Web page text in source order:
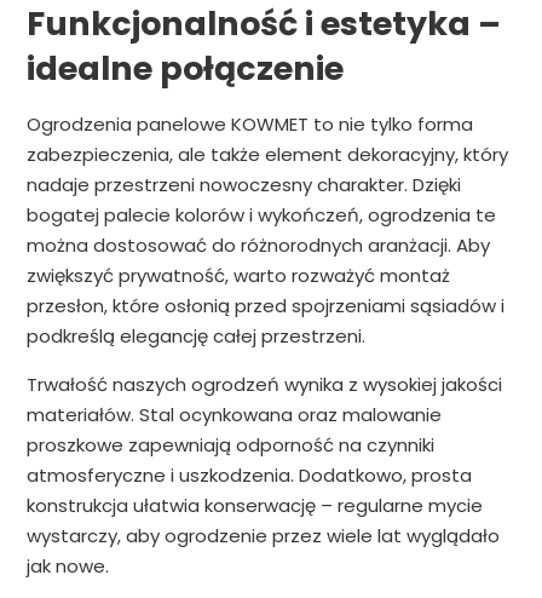
Funkcjonalność i estetyka –
idealne połączenie
Ogrodzenia panelowe KOWMET to nie tylko forma
zabezpieczenia, ale także element dekoracyjny, który
nadaje przestrzeni nowoczesny charakter. Dzięki
bogatej palecie kolorów i wykończeń, ogrodzenia te
można dostosować do różnorodnych aranżacji. Aby
zwiększyć prywatność, warto rozważyć montaż
przesłon, które osłonią przed spojrzeniami sąsiadów i
podkreślą elegancję całej przestrzeni.
Trwałość naszych ogrodzeń wynika z wysokiej jakości
materiałów. Stal ocynkowana oraz malowanie
proszkowe zapewniają odporność na czynniki
atmosferyczne i uszkodzenia. Dodatkowo, prosta
konstrukcja ułatwia konserwację – regularne mycie
wystarczy, aby ogrodzenie przez wiele lat wyglądało
jak nowe.